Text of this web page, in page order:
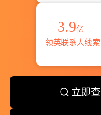
3.9亿+
领英联系人线索
立即